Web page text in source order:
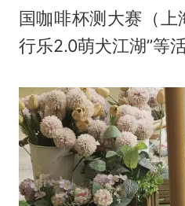
国咖啡杯测大赛（上
行乐2.0萌犬江湖”等